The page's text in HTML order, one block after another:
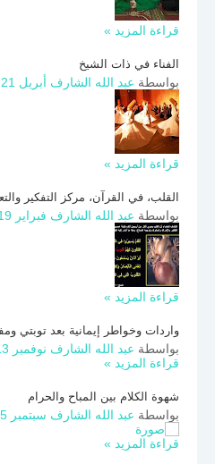
قراءة المزيد »
الفناء في ذات الشيخ
بواسطة عبد الله الشارف أبريل 21, 2012
قراءة المزيد »
القلب، في القرآن، مركز التفكير
بواسطة عبد الله الشارف فبراير 19, 2013
قراءة المزيد »
واردات وخواطر إيمانية بعد توبتي
بواسطة عبد الله الشارف نوفمبر 13, 2011
قراءة المزيد »
شهوة الكلام بين المباح والحرام
بواسطة عبد الله الشارف سبتمبر 25, 2017
قراءة المزيد »